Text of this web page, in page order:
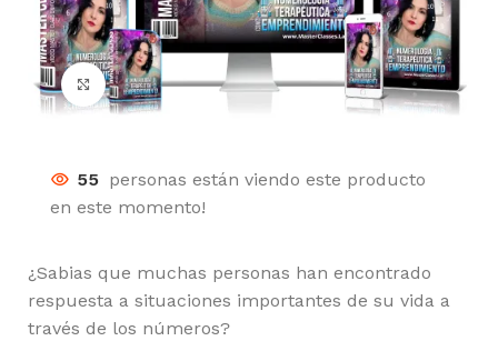
Click para agrandar
55 personas están viendo este producto
en este momento!
¿Sabias que muchas personas han encontrado
respuesta a situaciones importantes de su vida a
través de los números?